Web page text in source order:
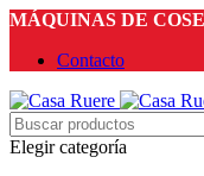
MÁQUINAS DE
Contacto
Elegir categoría